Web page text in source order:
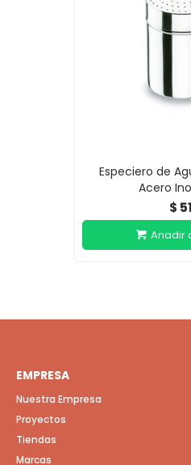
Especiero de
Acero
$
EMPRESA
Nuestra Empresa
Proyectos
Tiendas
Marcas